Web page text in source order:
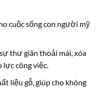
cuộc sống con người mỹ
thư giãn thoải mái, xóa
lực công việc.
liệu gỗ, giúp cho không